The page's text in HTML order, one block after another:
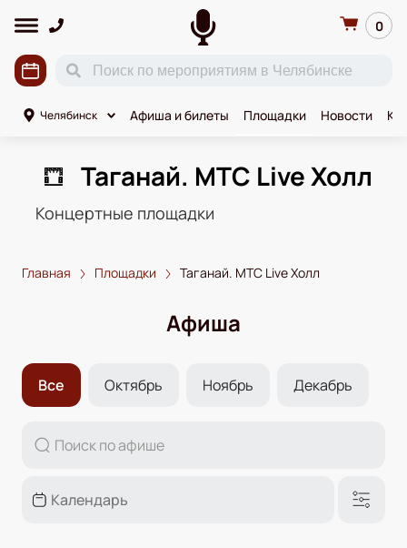
0
Челябинск Афиша и билеты Площадки Новости
Таганай. МТС Live Холл
Концертные площадки
Главная Площадки Таганай. МТС Live Холл
Афиша
Все Октябрь Ноябрь Декабрь